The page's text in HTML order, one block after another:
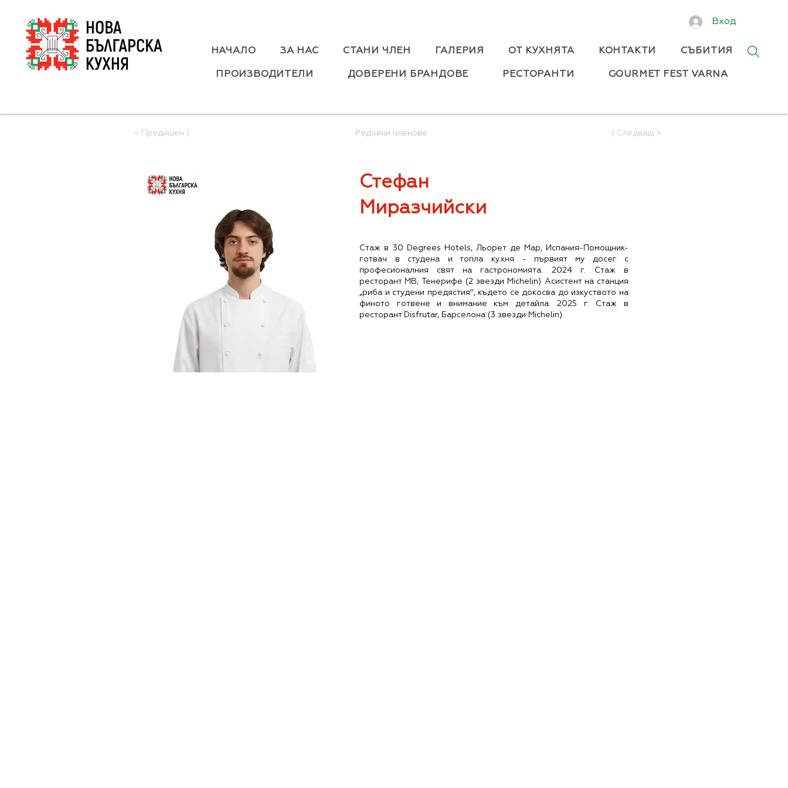
Вход
НАЧАЛО ЗА НАС СТАНИ ЧЛЕН ГАЛЕРИЯ ОТ КУХНЯТА КОНТАКТИ СЪБИТИЯ
ПРОИЗВОДИТЕЛИ ДОВЕРЕНИ БРАНДОВЕ РЕСТОРАНТИ GOURMET FEST VARNA
< Предишен | Редовни членове | Следващ >
Стефан
Миразчийски
Стаж в 30 Degrees Hotels, Льорет де Мар, Испания-Помощник-
готвач в студена и топла кухня - първият му досег с
професионалния свят на гастрономията. 2024 г. Стаж в
ресторант МВ, Тенерифе (2 звезди Michelin) Асистент на станция
„риба и студени предястия", където се докосва до изкуството на
финото готвене и внимание към детайла. 2025 г. Стаж в
ресторант Disfrutar, Барселона (3 звезди Michelin)